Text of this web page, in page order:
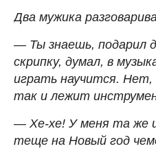
Два мужика
— Ты знаешь, подарил
скрипку, думал, в
играть научится. Нет,
так и лежит
— Хе-хе! У меня та же
теще на Новый год